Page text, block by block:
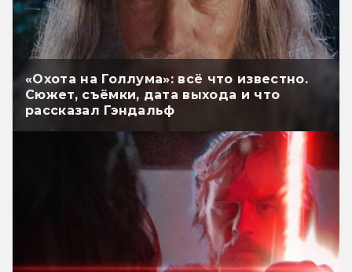
«Охота на Голлума»: всё что известно.
Сюжет, съёмки, дата выхода и что
рассказал Гэндальф